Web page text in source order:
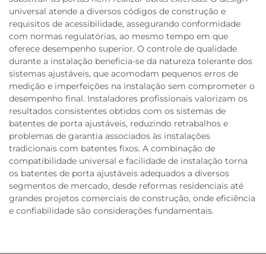
universal atende a diversos códigos de construção e
requisitos de acessibilidade, assegurando conformidade
com normas regulatórias, ao mesmo tempo em que
oferece desempenho superior. O controle de qualidade
durante a instalação beneficia-se da natureza tolerante dos
sistemas ajustáveis, que acomodam pequenos erros de
medição e imperfeições na instalação sem comprometer o
desempenho final. Instaladores profissionais valorizam os
resultados consistentes obtidos com os sistemas de
batentes de porta ajustáveis, reduzindo retrabalhos e
problemas de garantia associados às instalações
tradicionais com batentes fixos. A combinação de
compatibilidade universal e facilidade de instalação torna
os batentes de porta ajustáveis adequados a diversos
segmentos de mercado, desde reformas residenciais até
grandes projetos comerciais de construção, onde eficiência
e confiabilidade são considerações fundamentais.